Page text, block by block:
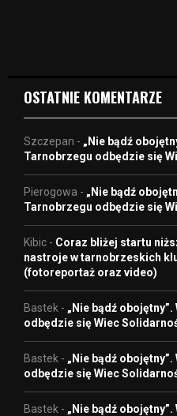
OSTATNIE KOMENTARZE
Szczepan - „Nie bądź
Tarnobrzegu odbędzie się
Pierogowa - „Nie bądź
Tarnobrzegu odbędzie się
Kibic - Coraz bliżej startu
nastroje w tarnobrzeskich
(fotoreportaż oraz video)
Bastek - „Nie bądź
odbędzie się Wiec
Bastek - „Nie bądź
odbędzie się Wiec
Bastek - „Nie bądź